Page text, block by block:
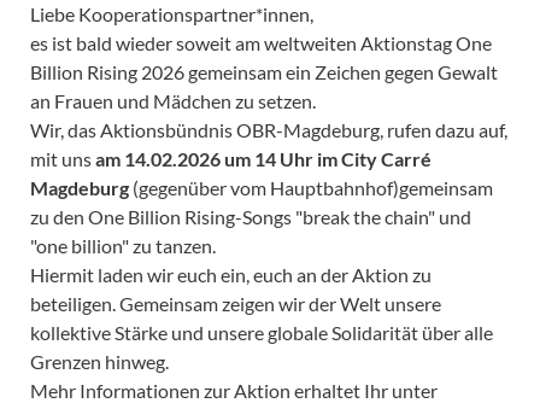
Liebe Kooperationspartner*innen,
es ist bald wieder soweit am weltweiten Aktionstag One
Billion Rising 2026 gemeinsam ein Zeichen gegen Gewalt
an Frauen und Mädchen zu setzen.
Wir, das Aktionsbündnis OBR-Magdeburg, rufen dazu auf,
mit unsam 14.02.2026 um 14 Uhr im City Carré
Magdeburg (gegenüber vom Hauptbahnhof)gemeinsam
zu den One Billion Rising-Songs "break the chain" und
"one billion" zu tanzen.
Hiermit laden wir euch ein, euch an der Aktion zu
beteiligen. Gemeinsam zeigen wir der Welt unsere
kollektive Stärke und unsere globale Solidarität über alle
Grenzen hinweg.
Mehr Informationen zur Aktion erhaltet Ihr unter